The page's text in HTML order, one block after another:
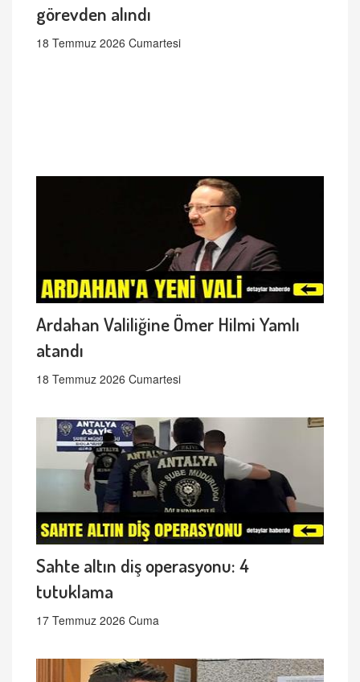
görevden alındı
18 Temmuz 2026 Cumartesi
Ardahan Valiliğine Ömer Hilmi Yamlı
atandı
18 Temmuz 2026 Cumartesi
Sahte altın diş operasyonu: 4
tutuklama
17 Temmuz 2026 Cuma